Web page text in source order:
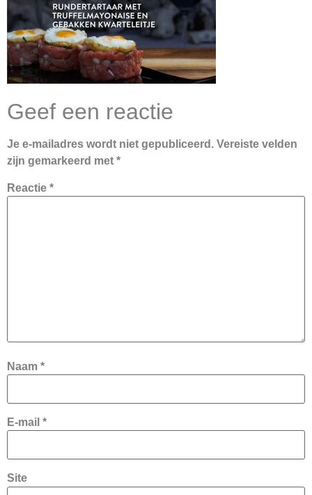
Geef een reactie
Je e-mailadres wordt niet gepubliceerd. Vereiste velden
zijn gemarkeerd met *
Reactie *
Naam *
E-mail *
Site